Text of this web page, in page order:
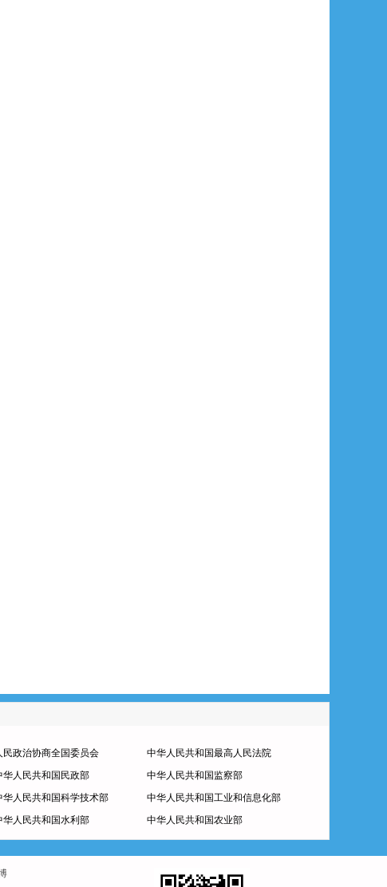
民政治协商全国委员会
中华人民共和国最高人民法院
华人民共和国民政部
中华人民共和国监察部
华人民共和国科学技术部
中华人民共和国工业和信息化部
华人民共和国水利部 中华人民共和国农业部